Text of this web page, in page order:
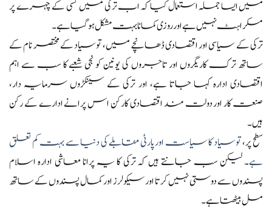
میں ایسا جملہ استعمال کیا کہ اب ترکی میں کسی کے چہرے پر
مسکراہٹ نہیں ہے اور روزی کمانا بہت مشکل ہو گیا ہے۔
ترکی کے سیاسی اور اقتصادی ڈھانچے میں، توسیاد کے مختصر نام کے
ساتھ ترک کاریگروں اور تاجروں کی یونین کو نجی شعبے کا سب سے اہم
اقتصادی ادارہ کہا جاتا ہے، اور ترکی کے سینکڑوں سرمایہ دار،
صنعت کار اور دولت مند اقتصادی کارکن اس پرانے ادارے کے رکن
ہیں۔
سطح پر،توسیاد کا سیاست اور پارٹی مقابلے کی دنیا سے بہت کم تعلق
ہے۔ لیکن سب جانتے ہیں کہ ترکی کا یہ پرانا معاشی ادارہ اسلام
پسندوں سے دوستی نہیں کرتا اور سیکولرز اور کمال پسندوں کے ساتھ
مل بیٹھتا ہے۔